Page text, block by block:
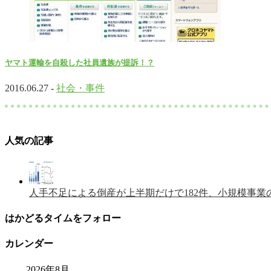
ヤマト運輸を自殺した社員遺族が提訴！？
2016.06.27 - 社会・事件
人気の記事
人手不足による倒産が上半期だけで182件、小規模事業
はかどるタイムをフォロー
カレンダー